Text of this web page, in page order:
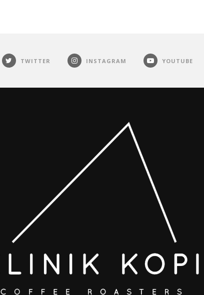
TWITTER INSTAGRAM YOUTUBE